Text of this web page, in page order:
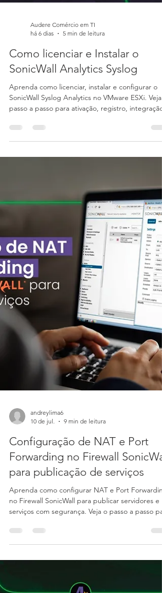
Audere Comércio em TI
Como licenciar e Instalar o
SonicWall Analytics Syslog
Aprenda como licenciar, instalar e configurar o
SonicWall Syslog Analytics no VMware ESXi. Veja
com firewalls e coleta de logs para
e análise de segurança.
10 de jul.
9 min de leitura
Configuração de NAT e Port
Forwarding no Firewall
para publicação de serviços
Aprenda como configurar NAT e Port
serviços com segurança. Veja o passo a passo
criar regras NAT, objetos, políticas de acesso e